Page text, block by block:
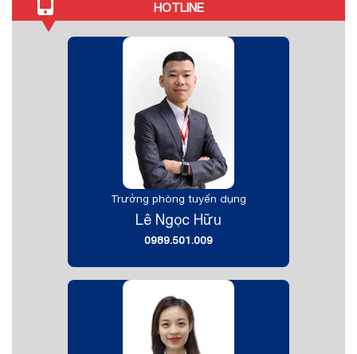
HOTLINE
Trưởng phòng tuyển dụng
Lê Ngọc Hữu
0989.501.009